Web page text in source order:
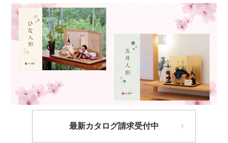
最新カタログ請求受付中